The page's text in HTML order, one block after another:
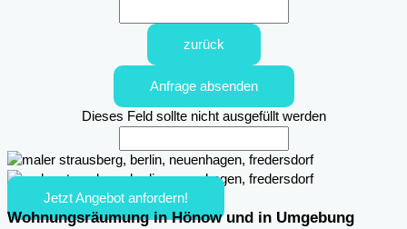
zurück
Anfrage absenden
Dieses Feld sollte nicht ausgefüllt werden
Jetzt Angebot anfordern!
Wohnungsräumung in Hönow und in Umgebung